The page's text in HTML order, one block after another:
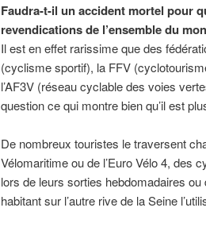
Faudra-t-il un accident mortel pour
revendications de l’ensemble du
Il est en effet rarissime que des
(cyclisme sportif), la FFV
l’AF3V (réseau cyclable des voies
question ce qui montre bien qu’il est
De nombreux touristes le traversent
Vélomaritime ou de l’Euro Vélo 4, des
lors de leurs sorties hebdomadaires
habitant sur l’autre rive de la Seine